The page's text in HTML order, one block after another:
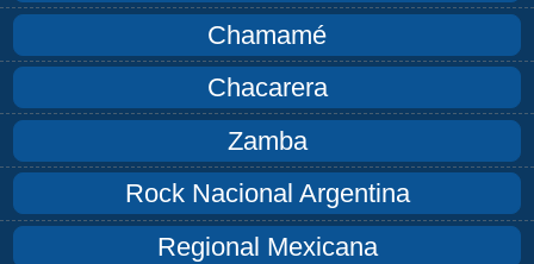
Chamamé
Chacarera
Zamba
Rock Nacional Argentina
Regional Mexicana